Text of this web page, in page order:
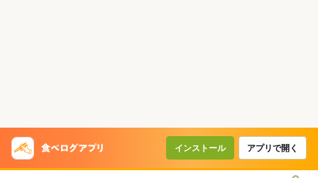
インストール アプリで開く